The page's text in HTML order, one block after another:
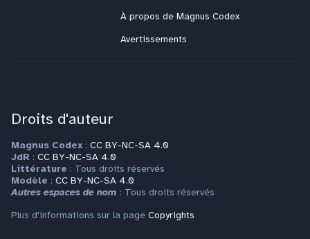
À propos de Magnus Codex
Avertissements
Droits d'auteur
Magnus Codex : CC BY-NC-SA 4.0
JdR : CC BY-NC-SA 4.0
Littérature : Tous droits réservés
Modèle : CC BY-NC-SA 4.0
Autres espaces de nom : Tous droits réservés
Plus d'informations sur la page Copyrights